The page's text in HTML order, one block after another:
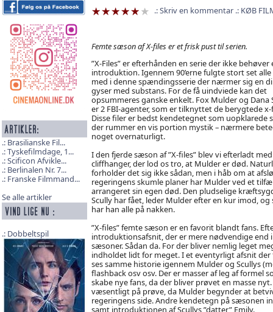
Brasilianske Fil...
Tyskefilmdage, 1...
Scificon Afvikle...
Berlinalen Nr. 7...
Franske Filmmand...
Se alle artikler
Dobbeltspil
Skriv en kommentar
KØB
Femte sæson af X-files er et frisk pust til serien.
”X-Files” er efterhånden en serie der ikke behøver
introduktion. Igennem 90’erne fulgte stort set
med i denne spændingsserie der nærmer sig en
gyser med substans. For de få uindviede kan det
opsummeres ganske enkelt. Fox Mulder og Dana
er 2 FBI-agenter, som er tilknyttet de berygtede x-
Disse filer er bedst kendetegnet som uopklarede
der rummer en vis portion mystik – nærmere
noget overnaturligt.
I den fjerde sæson af ”X-files” blev vi efterladt
cliffhanger, der lod os tro, at Mulder er død.
forholder det sig ikke sådan, men i håb om at
regeringens skumle planer har Mulder ved et
arrangeret sin egen død. Den pludselige
Scully har fået, leder Mulder efter en kur imod, og
har han alle på nakken.
”X-files” femte sæson er en favorit blandt fans.
introduktionsafsnit, der er mere nødvendige end
sæsoner. Sådan da. For der bliver nemlig leget
indholdet lidt for meget. I et eventyrligt afsnit
ses samme historie igennem Mulder og Scullys
flashback osv osv. Der er masser af leg af formel
skabe nye fans, da der bliver prøvet en masse
væsentligt på prøve, da Mulder begynder at
regeringens side. Andre kendetegn på sæsonen
samt introduktionen af Scullys ”datter” Emily.